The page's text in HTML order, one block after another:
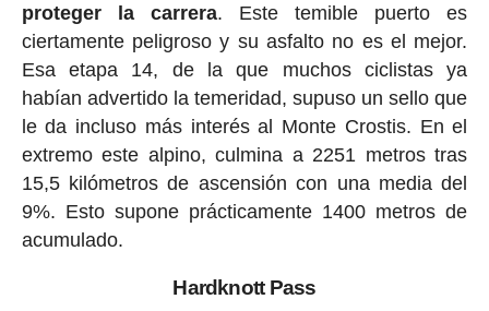
proteger la carrera. Este temible puerto es
ciertamente peligroso y su asfalto no es el mejor.
Esa etapa 14, de la que muchos ciclistas ya
habían advertido la temeridad, supuso un sello que
le da incluso más interés al Monte Crostis. En el
extremo este alpino, culmina a 2251 metros tras
15,5 kilómetros de ascensión con una media del
9%. Esto supone prácticamente 1400 metros de
acumulado.
Hardknott Pass